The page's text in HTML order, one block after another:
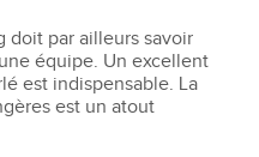
doit par ailleurs savoir
équipe. Un excellent
est indispensable. La
est un atout